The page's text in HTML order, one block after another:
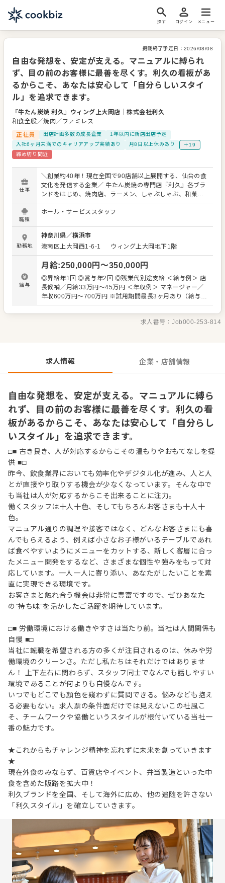
探す ログイン メニュー
掲載終了予定日： 2026/08/08
自由な発想を、安定が支える。マニュアルに縛られ
ず、目の前のお客様に最善を尽くす。利久の看板があ
るからこそ、あなたは安心して「自分らしいスタイ
ル」を追求できます。
『牛たん炭焼 利久』ウィング上大岡店 ｜株式会社利久
和食全般／焼肉／ファミレス
正社員
出店計画多数の成長企業
1年以内に新店出店予定
入社6ヶ月未満でのキャリアアップ実績あり
月8日以上休みあり
＋19
締め切り間近
仕事
＼創業約40年！現在全国で90店舗以上展開する、仙台の食
文化を発信する企業／ 牛たん炭焼の専門店『利久』各ブラ
ンドをはじめ、焼肉店、ラーメン、しゃぶしゃぶ、和菓
子、ベーカリーカフェなど、新業態も積極展開する『株式
会社利久』。 仙台の牛タンを手掛ける企業としてブランド
め、新しい力を必要としています！ □■ マネジメント経験な
どは一切不問！ 入社後はホール業務や牛たん焼きなどのキ
ッチン業務といった店舗運営業務をお任せします。本格的
な炭火で焼き上げる焼きの作業も、大体1～3ヶ月ほどでひ
とり立ちできます！ 先輩によるマンツーマンのOJTからス
タートしますので、ご安心ください。数多くの未経験者が
成長していった実績もありますし、仙台といえば・牛たん
といえば利久と、ブランドとして日本になじんでいるから
にどちらかに特化した働き方も可能ですので、ぜひお気軽
ばお客様に喜んでもらえるかに特化した対応が可能！ また
マネジメントラインに進まず、ずっと現場で活躍する道も
ございます。
職種
ホール・サービススタッフ
勤務地
神奈川県／横浜市
港南区上大岡西1-6-1
ウィング上大岡地下1階
給与
月給:250,000円〜350,000円
◎昇給年1回 ◎賞与年2回 ◎残業代別途支給 ＜給与例＞ 店
長候補／月給33万円～45万円 ＜年収例＞ マネージャー／
年収600万円～700万円 ※試用期間最長3ヶ月あり（給与変
動なし。期間中は提示月給を想定勤務時間で割返し、時給
換算にて支給します）
求人番号：Job000-253-814
求人情報 企業・店舗情報
自由な発想を、安定が支える。マニュアルに縛ら
れず、目の前のお客様に最善を尽くす。利久の看
板があるからこそ、あなたは安心して「自分らし
いスタイル」を追求できます。
□■ 古き良き、人が対応するからこその温もりやおもてなしを提
供 ■□
昨今、飲食業界においても効率化やデジタル化が進み、人と人
とが直接やり取りする機会が少なくなっています。そんな中で
も当社は人が対応するからこそ出来ることに注力。
働くスタッフは十人十色、そしてもちろんお客さまも十人十
色。
マニュアル通りの調理や接客ではなく、どんなお客さまにも喜
んでもらえるよう、例えば小さなお子様がいるテーブルであれ
ば食べやすいようにメニューをカットする、新しく客層に合っ
たメニュー開発をするなど、さまざまな個性や強みをもって対
応しています。一人一人に寄り添い、あなたがしたいことを素
直に実現できる環境です。
お客さまと触れ合う機会は非常に豊富ですので、ぜひあなた
の”持ち味”を活かしたご活躍を期待しています。
□■ 労働環境における働きやすさは当たり前。当社は人間関係も
自慢 ■□
当社に転職を希望される方の多くが注目されるのは、休みや労
働環境のクリーンさ。ただし私たちはそれだけではありませ
ん！ 上下左右に関わらず、スタッフ同士でなんでも話しやすい
環境であることが何よりも自慢なんです。
いつでもどこでも顔色を窺わずに質問できる。悩みなども抱え
る必要もない。求人票の条件面だけでは見えないこの社風こ
そ、チームワークや協働というスタイルが根付いている当社一
番の魅力です。
★これからもチャレンジ精神を忘れずに未来を創っていきます
★
現在外食のみならず、百貨店やイベント、弁当製造といった中
食を含めた販路を拡大中！
利久ブランドを全国、そして海外に広め、他の追随を許さない
「利久スタイル」を確立していきます。